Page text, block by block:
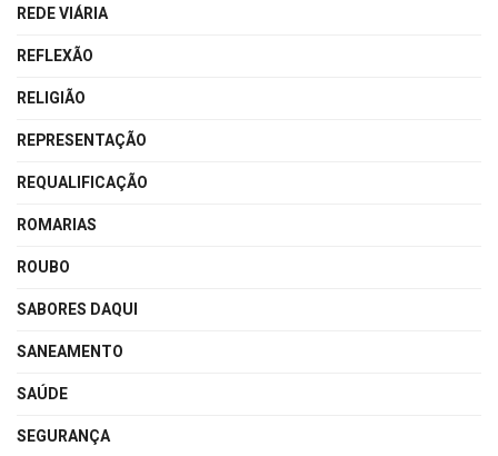
REDE VIÁRIA
REFLEXÃO
RELIGIÃO
REPRESENTAÇÃO
REQUALIFICAÇÃO
ROMARIAS
ROUBO
SABORES DAQUI
SANEAMENTO
SAÚDE
SEGURANÇA